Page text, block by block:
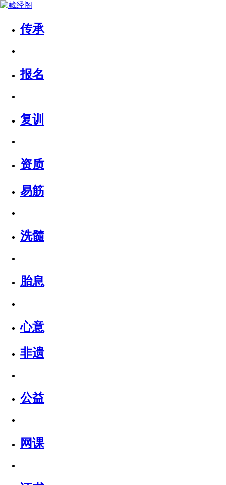
传承
报名
复训
资质
易筋
洗髓
胎息
心意
非遗
公益
网课